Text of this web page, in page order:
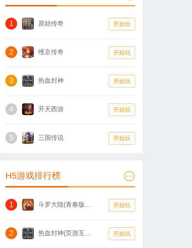
1 原始传奇 开始玩
2 维京传奇 开始玩
3 热血封神 开始玩
4 开天西游 开始玩
5 三国传说 开始玩
H5游戏排行榜
1 斗罗大陆(青春版怀旧服) 开始玩
2 热血封神(页游互通版) 开始玩